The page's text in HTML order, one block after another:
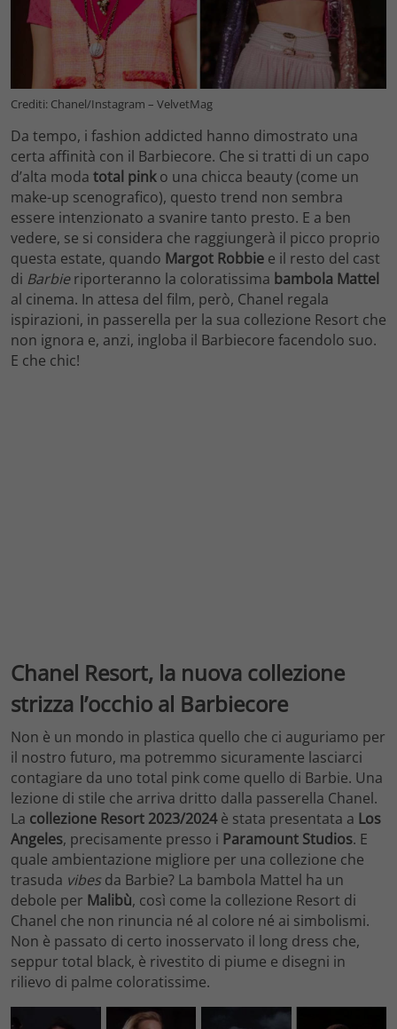
Crediti: Chanel/Instagram – VelvetMag
Da tempo, i fashion addicted hanno dimostrato una
certa affinità con il Barbiecore. Che si tratti di un capo
d’alta moda total pinko una chicca beauty (come un
make-up scenografico), questo trend non sembra
essere intenzionato a svanire tanto presto. E a ben
vedere, se si considera che raggiungerà il picco proprio
questa estate, quando Margot Robbie e il resto del cast
di Barbieriporteranno la coloratissima bambola Mattel
al cinema. In attesa del film, però, Chanel regala
ispirazioni, in passerella per la sua collezione Resort che
non ignora e, anzi, ingloba il Barbiecore facendolo suo.
E che chic!
Chanel Resort, la nuova collezione
strizza l’occhio al Barbiecore
Non è un mondo in plastica quello che ci auguriamo per
il nostro futuro, ma potremmo sicuramente lasciarci
contagiare da uno total pink come quello di Barbie. Una
lezione di stile che arriva dritto dalla passerella Chanel.
La collezione Resort 2023/2024è stata presentata a Los
Angeles, precisamente presso i Paramount Studios. E
quale ambientazione migliore per una collezione che
trasuda vibes da Barbie? La bambola Mattel ha un
debole per Malibù, così come la collezione Resort di
Chanel che non rinuncia né al colore né ai simbolismi.
Non è passato di certo inosservato il long dress che,
seppur total black, è rivestito di piume e disegni in
rilievo di palme coloratissime.